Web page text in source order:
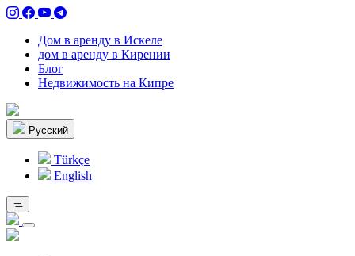
Дом в аренду в Искеле
дом в аренду в Кирении
Блог
Недвижимость на Кипре
Pусский
Türkçe
English